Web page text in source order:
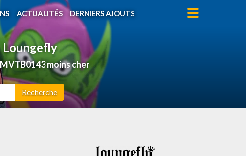
ACTUALITÉS DERNIERS AJOUTS
Loungefly
moins cher
Recherche